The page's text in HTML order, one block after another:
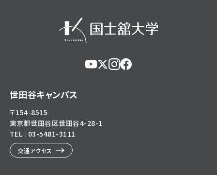
世田谷キャンパス
〒154-8515
東京都世田谷区世田谷4-28-1
TEL : 03-5481-3111
交通アクセス